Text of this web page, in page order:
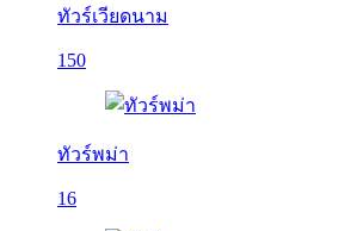
ทัวร์เวียดนาม
150
ทัวร์พม่า
16